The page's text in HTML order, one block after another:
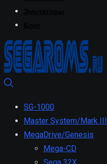
SG-1000
Master System/Mark III
MegaDrive/Genesis
Mega-CD